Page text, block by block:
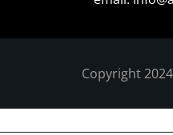
Copyright